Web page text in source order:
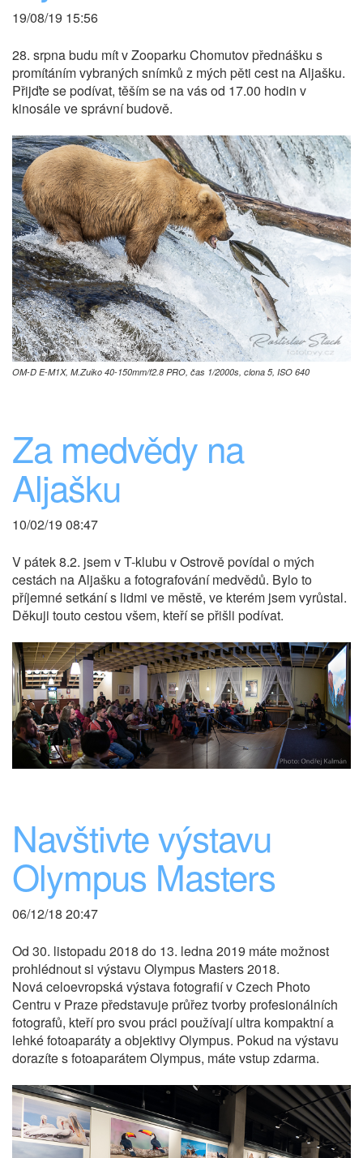
19/08/19 15:56
28. srpna budu mít v Zooparku Chomutov přednášku s
promítáním vybraných snímků z mých pěti cest na Aljašku.
Přijďte se podívat, těším se na vás od 17.00 hodin v
kinosále ve správní budově.
OM-D E-M1X, M.Zuiko 40-150mm/f2.8 PRO, čas 1/2000s, clona 5, ISO 640
Za medvědy na
Aljašku
10/02/19 08:47
V pátek 8.2. jsem v T-klubu v Ostrově povídal o mých
cestách na Aljašku a fotografování medvědů. Bylo to
příjemné setkání s lidmi ve městě, ve kterém jsem vyrůstal.
Děkuji touto cestou všem, kteří se přišli podívat.
Navštivte výstavu
Olympus Masters
06/12/18 20:47
Od 30. listopadu 2018 do 13. ledna 2019 máte možnost
prohlédnout si výstavu Olympus Masters 2018.
Nová celoevropská výstava fotografií v Czech Photo
Centru v Praze představuje průřez tvorby profesionálních
fotografů, kteří pro svou práci používají ultra kompaktní a
lehké fotoaparáty a objektivy Olympus. Pokud na výstavu
dorazíte s fotoaparátem Olympus, máte vstup zdarma.